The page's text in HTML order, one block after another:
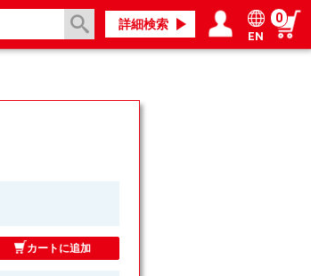
詳細検索
EN
0
カートに追加